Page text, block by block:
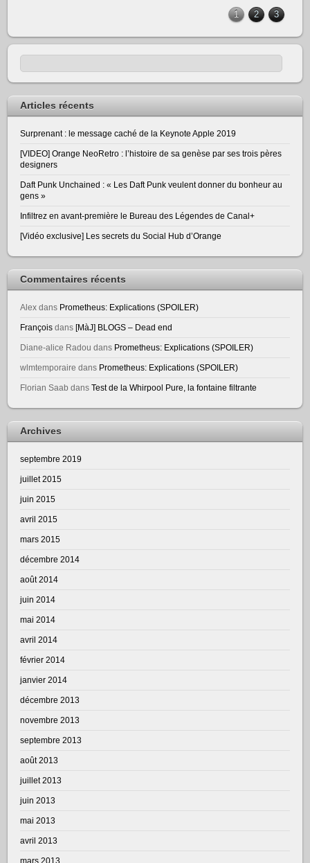
1 2 3
Articles récents
Surprenant : le message caché de la Keynote Apple 2019
[VIDEO] Orange NeoRetro : l’histoire de sa genèse par ses trois pères
designers
Daft Punk Unchained : « Les Daft Punk veulent donner du bonheur au
gens »
Infiltrez en avant-première le Bureau des Légendes de Canal+
[Vidéo exclusive] Les secrets du Social Hub d’Orange
Commentaires récents
Alex dans Prometheus: Explications (SPOILER)
François dans [MàJ] BLOGS – Dead end
Diane-alice Radou dans Prometheus: Explications (SPOILER)
wlmtemporaire dans Prometheus: Explications (SPOILER)
Florian Saab dansTest de la Whirpool Pure, la fontaine filtrante
Archives
septembre 2019
juillet 2015
juin 2015
avril 2015
mars 2015
décembre 2014
août 2014
juin 2014
mai 2014
avril 2014
février 2014
janvier 2014
décembre 2013
novembre 2013
septembre 2013
août 2013
juillet 2013
juin 2013
mai 2013
avril 2013
mars 2013